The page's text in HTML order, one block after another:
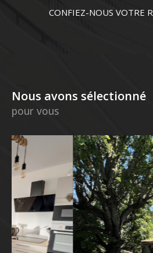
CONFIEZ-NOUS VOTRE
Nous avons sélectionné
pour vous